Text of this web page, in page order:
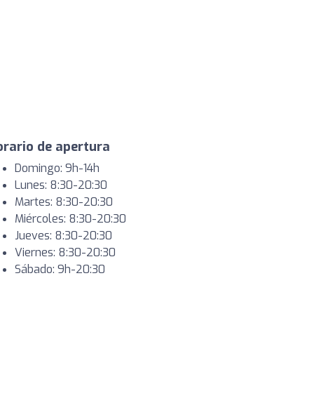
de apertura
Domingo: 9h-14h
Lunes: 8:30-20:30
Martes: 8:30-20:30
Miércoles: 8:30-20:30
Jueves: 8:30-20:30
Viernes: 8:30-20:30
Sábado: 9h-20:30